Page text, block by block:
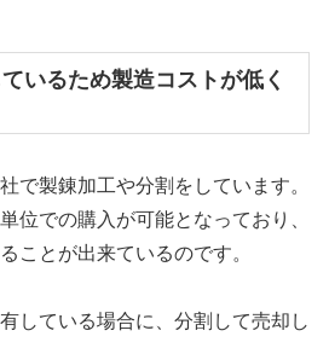
いるため製造コストが低く
で製錬加工や分割をしています。
位での購入が可能となっており、
ことが出来ているのです。
している場合に、分割して売却し